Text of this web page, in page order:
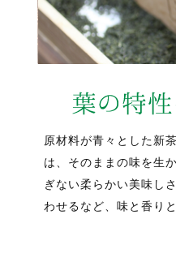
原材料が青々とした新
は、そのままの味を生
ぎない柔らかい美味し
わせるなど、味と香り